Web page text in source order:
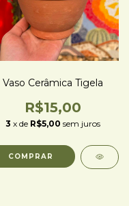
Vaso Cerâmica Tigela
R$15,00
3 x de R$5,00 sem juros